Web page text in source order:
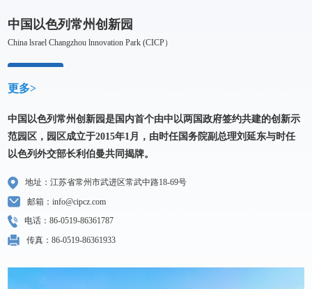
中国以色列常州创新园
China lsrael Changzhou lnnovation Park (CICP）
更多>
中国以色列常州创新园是国内首个由中以两国政府签约共建的创新示
范园区，园区成立于2015年1月，由时任国务院副总理刘延东与时任
以色列外交部长利伯曼共同揭牌。
地址：江苏省常州市武进区常武中路18-69号
邮箱：info@cipcz.com
电话：86-0519-86361787
传真：86-0519-86361933